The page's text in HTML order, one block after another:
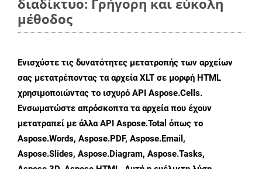
διαδίκτυο: Γρήγορη και εύκολη
μέθοδος
Ενισχύστε τις δυνατότητες μετατροπής των αρχείων
σας μετατρέποντας τα αρχεία XLT σε μορφή HTML
χρησιμοποιώντας το ισχυρό API Aspose.Cells.
Ενσωματώστε απρόσκοπτα τα αρχεία που έχουν
μετατραπεί με άλλα API Aspose.Total όπως το
Aspose.Words, Aspose.PDF, Aspose.Email,
Aspose.Slides, Aspose.Diagram, Aspose.Tasks,